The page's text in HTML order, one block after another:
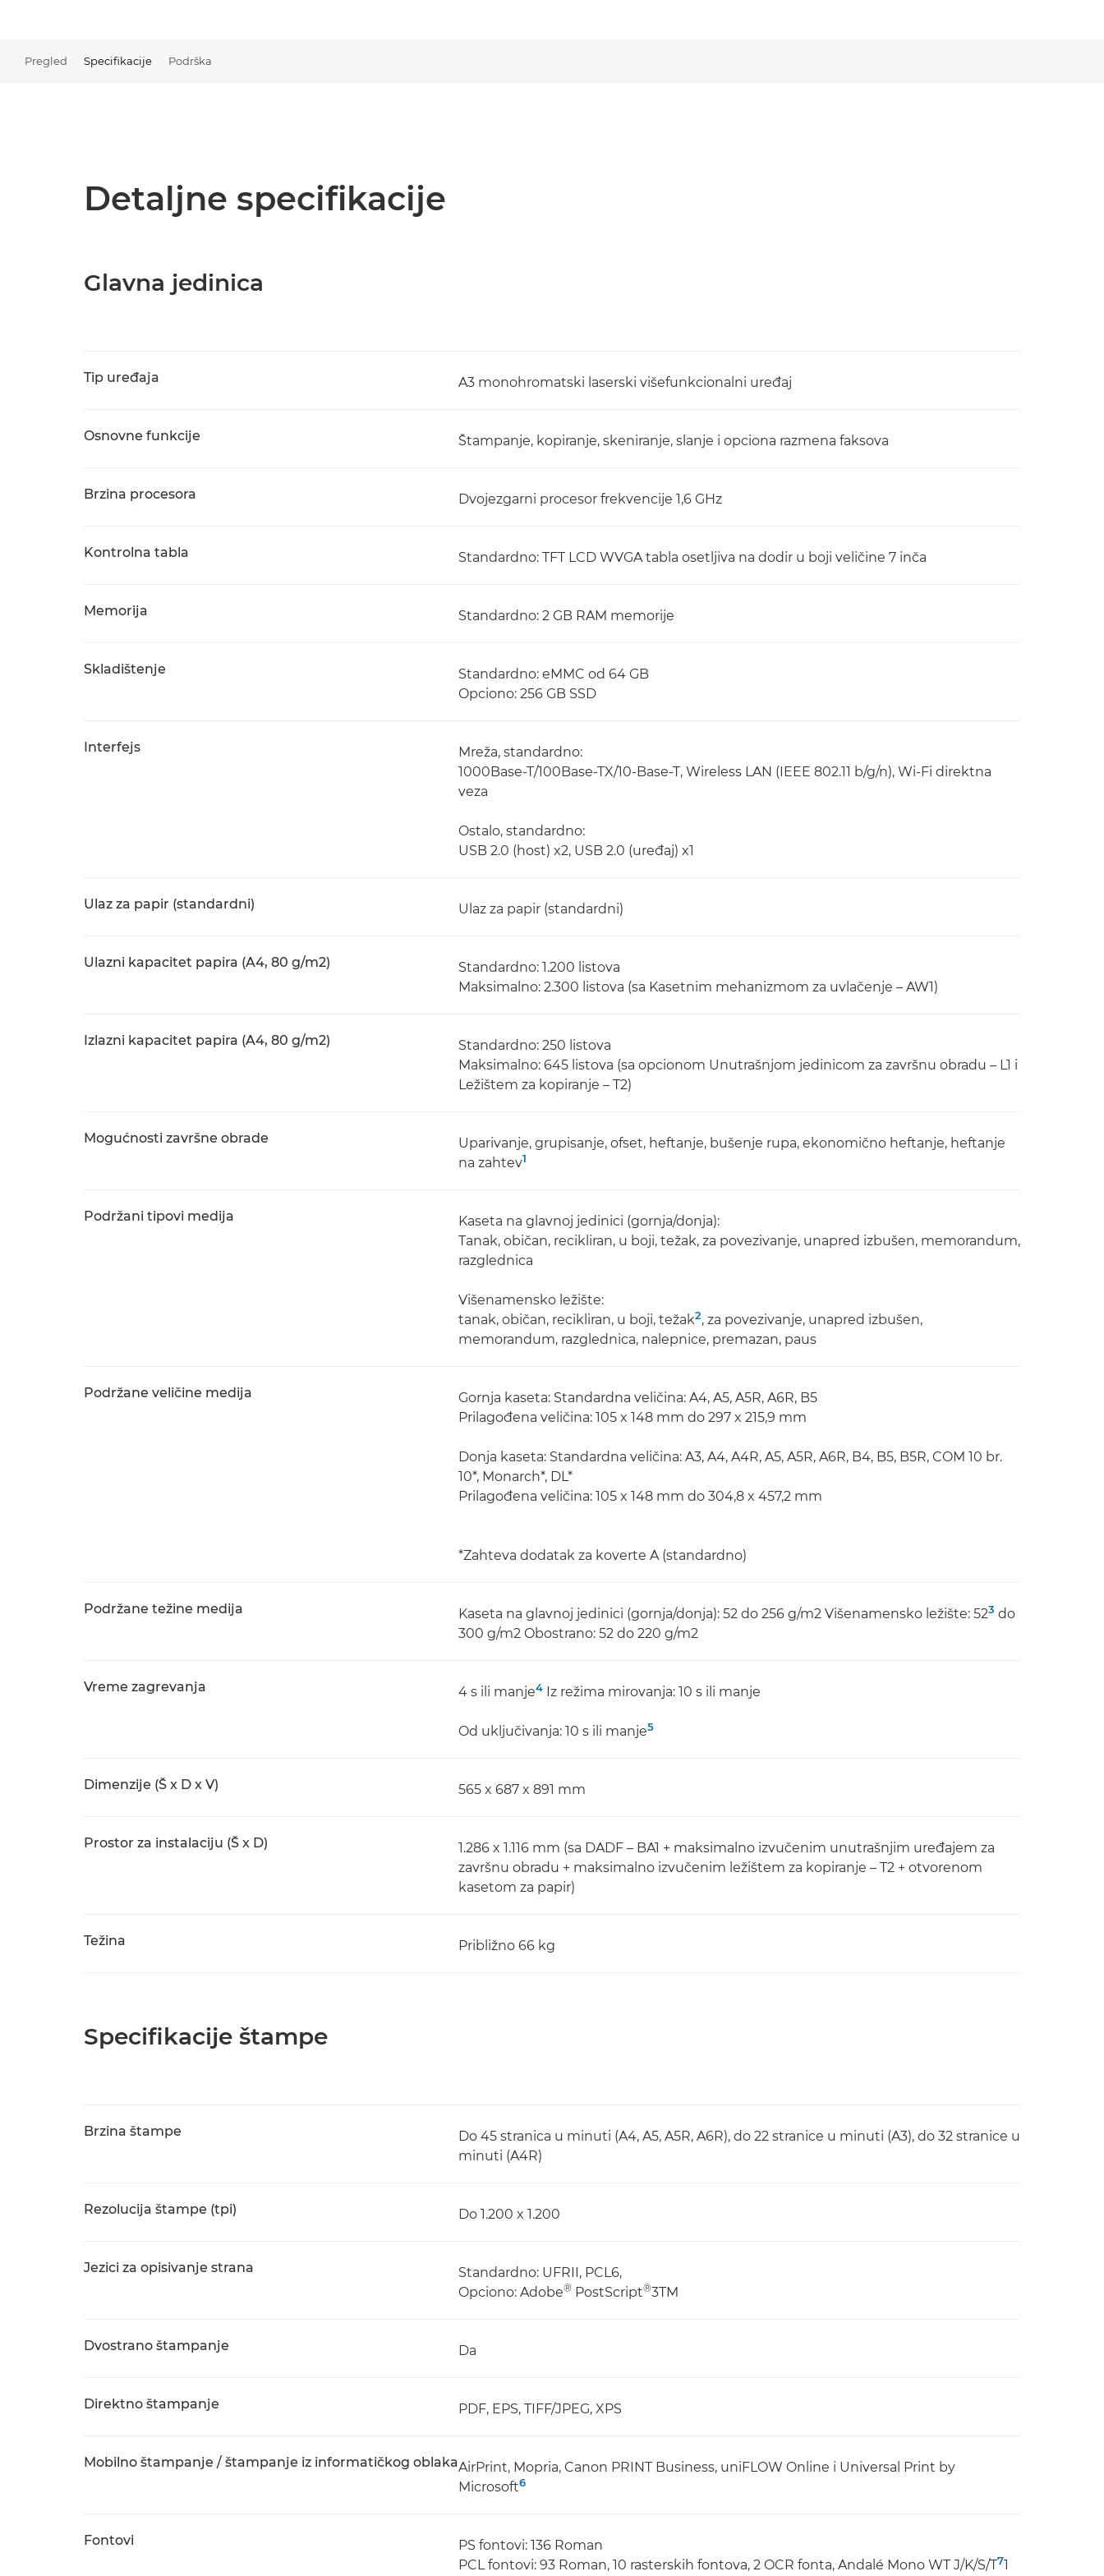
Pregled Specifikacije Podrška
Detaljne specifikacije
Glavna jedinica
Tip uređaja A3 monohromatski laserski višefunkcionalni uređaj
Osnovne funkcije Štampanje, kopiranje, skeniranje, slanje i opciona razmena faksova
Brzina procesora Dvojezgarni procesor frekvencije 1,6 GHz
Kontrolna tabla Standardno: TFT LCD WVGA tabla osetljiva na dodir u boji veličine 7 inča
Memorija Standardno: 2 GB RAM memorije
Skladištenje
Standardno: eMMC od 64 GB
Opciono: 256 GB SSD
Interfejs
Mreža, standardno:
1000Base-T/100Base-TX/10-Base-T, Wireless LAN (IEEE 802.11 b/g/n), Wi-Fi direktna
veza
Ostalo, standardno:
USB 2.0 (host) x2, USB 2.0 (uređaj) x1
Ulaz za papir (standardni) Ulaz za papir (standardni)
Ulazni kapacitet papira (A4, 80 g/m2)
Standardno: 1.200 listova
Maksimalno: 2.300 listova (sa Kasetnim mehanizmom za uvlačenje – AW1)
Izlazni kapacitet papira (A4, 80 g/m2)
Standardno: 250 listova
Maksimalno: 645 listova (sa opcionom Unutrašnjom jedinicom za završnu obradu – L1 i
Ležištem za kopiranje – T2)
Mogućnosti završne obrade
Uparivanje, grupisanje, ofset, heftanje, bušenje rupa, ekonomično heftanje, heftanje
na zahtev1
Podržani tipovi medija
Kaseta na glavnoj jedinici (gornja/donja):
Tanak, običan, recikliran, u boji, težak, za povezivanje, unapred izbušen, memorandum,
razglednica
Višenamensko ležište:
tanak, običan, recikliran, u boji, težak2, za povezivanje, unapred izbušen,
memorandum, razglednica, nalepnice, premazan, paus
Podržane veličine medija
Gornja kaseta: Standardna veličina: A4, A5, A5R, A6R, B5
Prilagođena veličina: 105 x 148 mm do 297 x 215,9 mm
Donja kaseta: Standardna veličina: A3, A4, A4R, A5, A5R, A6R, B4, B5, B5R, COM 10 br.
10*, Monarch*, DL*
Prilagođena veličina: 105 x 148 mm do 304,8 x 457,2 mm
*Zahteva dodatak za koverte A (standardno)
Podržane težine medija Kaseta na glavnoj jedinici (gornja/donja): 52 do 256 g/m2 Višenamensko ležište: 523 do
300 g/m2 Obostrano: 52 do 220 g/m2
Vreme zagrevanja 4 s ili manje4 Iz režima mirovanja: 10 s ili manje
Od uključivanja: 10 s ili manje5
Dimenzije (Š x D x V) 565 x 687 x 891 mm
Prostor za instalaciju (Š x D)
1.286 x 1.116 mm (sa DADF – BA1 + maksimalno izvučenim unutrašnjim uređajem za
završnu obradu + maksimalno izvučenim ležištem za kopiranje – T2 + otvorenom
kasetom za papir)
Težina Približno 66 kg
Specifikacije štampe
Brzina štampe
Do 45 stranica u minuti (A4, A5, A5R, A6R), do 22 stranice u minuti (A3), do 32 stranice u
minuti (A4R)
Rezolucija štampe (tpi) Do 1.200 x 1.200
Jezici za opisivanje strana
Standardno: UFRII, PCL6,
Opciono: Adobe® PostScript®3TM
Dvostrano štampanje Da
Direktno štampanje PDF, EPS, TIFF/JPEG, XPS
Mobilno štampanje / štampanje iz informatičkog oblakaAirPrint, Mopria, Canon PRINT Business, uniFLOW Online i Universal Print by
Microsoft6
Fontovi
PS fontovi: 136 Roman
PCL fontovi: 93 Roman, 10 rasterskih fontova, 2 OCR fonta, Andalé Mono WT J/K/S/T71